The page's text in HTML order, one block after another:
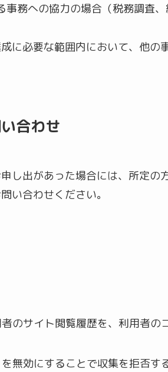
務への協力の場合（税務調査、
に必要な範囲内において、他
合わせ
し出があった場合には、所定
い合わせください。
のサイト閲覧履歴を、利用者
無効にすることで収集を拒否